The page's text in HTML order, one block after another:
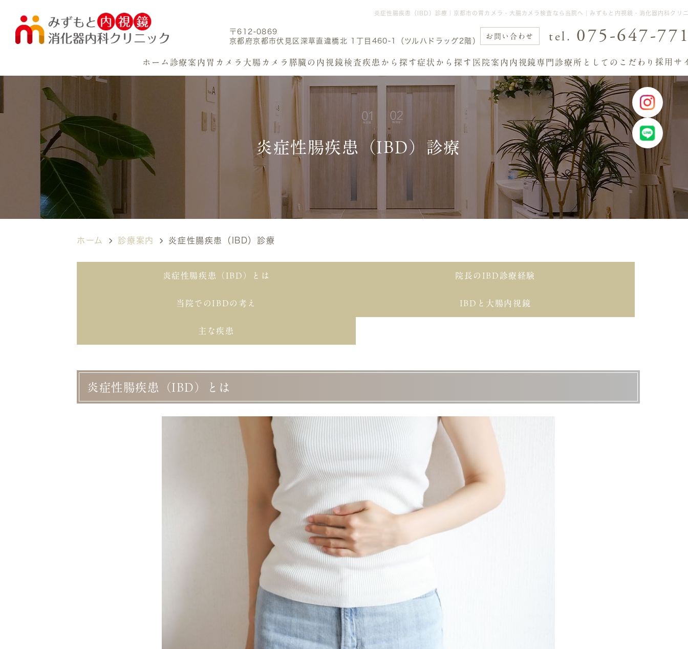
炎症性腸疾患（IBD）診療｜京都市の胃カメラ・大腸カメラ検査なら当院へ｜みずもと内視鏡・消化器内科クリ
〒612-0869
京都府京都市伏見区深草直違橋北 1丁目460-1（ツルハドラッグ2階）
お問い合わせ tel. 075-647-
ホーム 診療案内 胃カメラ 大腸カメラ 膵臓の内視鏡検査 疾患から探す症状から探す 医院案内 内視鏡専門診療所としてのこだわり採用サ
炎症性腸疾患（IBD）診療
ホーム 診療案内 炎症性腸疾患（IBD）診療
炎症性腸疾患（IBD）とは 院長のIBD診療経験
当院でのIBDの考え IBDと大腸内視鏡
主な疾患
炎症性腸疾患（IBD）とは